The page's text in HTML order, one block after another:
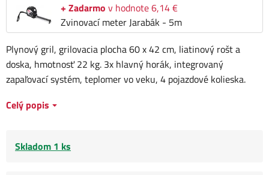
+ Zadarmo v hodnote 6,14 €
Zvinovací meter Jarabák - 5m
Plynový gril, grilovacia plocha 60 x 42 cm, liatinový rošt a
doska, hmotnosť 22 kg. 3x hlavný horák, integrovaný
zapaľovací systém, teplomer vo veku, 4 pojazdové kolieska.
Celý popis
Skladom 1 ks